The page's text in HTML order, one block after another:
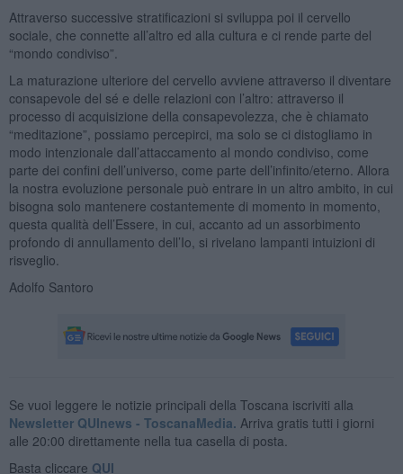
Attraverso successive stratificazioni si sviluppa poi il cervello
sociale, che connette all’altro ed alla cultura e ci rende parte del
“mondo condiviso”.
La maturazione ulteriore del cervello avviene attraverso il diventare
consapevole del sé e delle relazioni con l’altro: attraverso il
processo di acquisizione della consapevolezza, che è chiamato
“meditazione”, possiamo percepirci, ma solo se ci distogliamo in
modo intenzionale dall’attaccamento al mondo condiviso, come
parte dei confini dell’universo, come parte dell’infinito/eterno. Allora
la nostra evoluzione personale può entrare in un altro ambito, in cui
bisogna solo mantenere costantemente di momento in momento,
questa qualità dell’Essere, in cui, accanto ad un assorbimento
profondo di annullamento dell’Io, si rivelano lampanti intuizioni di
risveglio.
Adolfo Santoro
Se vuoi leggere le notizie principali della Toscana iscriviti alla
Newsletter QUInews - ToscanaMedia. Arriva gratis tutti i giorni
alle 20:00 direttamente nella tua casella di posta.
Basta cliccare QUI